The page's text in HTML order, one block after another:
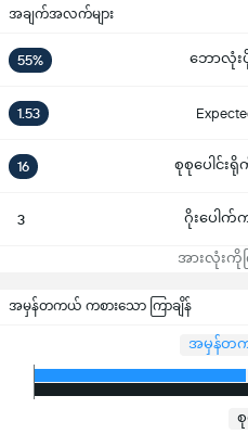
အချက်အလက်များ
55% ဘောလုံး
1.53
16 စုစုပေါင်းရို
3 ဂိုးပေါက်
အားလုံးကို
အမှန်တကယ် ကစားသော ကြာချိန်
အမှန်တက
စု